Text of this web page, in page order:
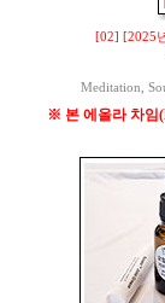
[02] [2025
Meditation,
※ 본 에올라 차임